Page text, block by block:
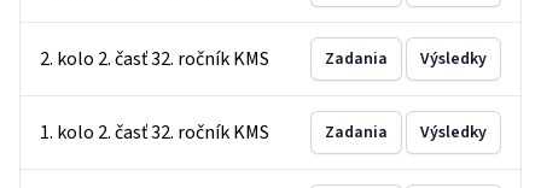
2. kolo 2. časť 32. ročník KMS Zadania Výsledky
1. kolo 2. časť 32. ročník KMS Zadania Výsledky